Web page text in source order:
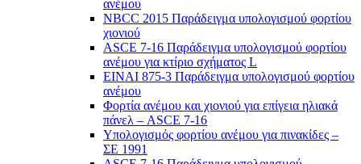
ανέμου
NBCC 2015 Παράδειγμα υπολογισμού φορτίου
χιονιού
ASCE 7-16 Παράδειγμα υπολογισμού φορτίου
ανέμου για κτίριο σχήματος L
ΕΙΝΑΙ 875-3 Παράδειγμα υπολογισμού φορτίου
ανέμου
Φορτία ανέμου και χιονιού για επίγεια ηλιακά
πάνελ – ASCE 7-16
Υπολογισμός φορτίου ανέμου για πινακίδες –
ΣΕ 1991